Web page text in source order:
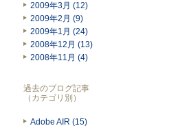
2009年3月 (12)
2009年2月 (9)
2009年1月 (24)
2008年12月 (13)
2008年11月 (4)
過去のブログ記事
（カテゴリ別）
Adobe AIR (15)